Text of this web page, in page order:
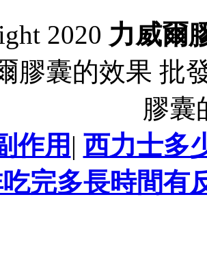
2020 力威爾
膠囊的效果 批
膠囊
作用 | 西力士多
完多長時間有